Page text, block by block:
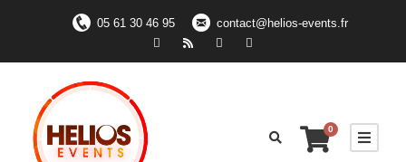
05 61 30 46 95 contact@helios-events.fr
0